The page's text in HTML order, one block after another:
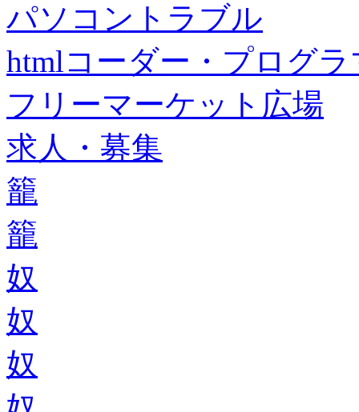
パソコントラブル
htmlコーダー・プログラ
フリーマーケット広場
求人・募集
籠
籠
奴
奴
奴